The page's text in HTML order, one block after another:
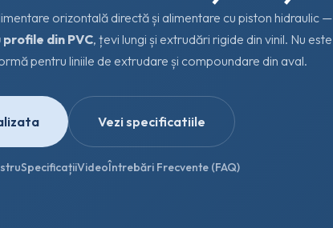
orizontală directă și alimentare cu piston hidraulic —
din PVC, țevi lungi și extrudări rigide din vinil. Nu este
pentru liniile de extrudare și compoundare din aval.
Vezi specificatiile
SpecificațiiVideoÎntrebări Frecvente (FAQ)